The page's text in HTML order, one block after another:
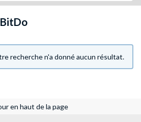
recherche n'a donné aucun résultat.
en haut de la page